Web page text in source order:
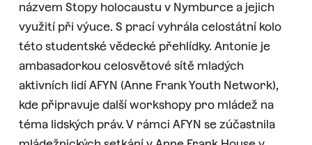
názvem Stopy holocaustu v Nymburce a jejich
využití při výuce. S prací vyhrála celostátní kolo
této studentské vědecké přehlídky. Antonie je
ambasadorkou celosvětové sítě mladých
aktivních lidí AFYN (Anne Frank Youth Network),
kde připravuje další workshopy pro mládež na
téma lidských práv. V rámci AFYN se zúčastnila